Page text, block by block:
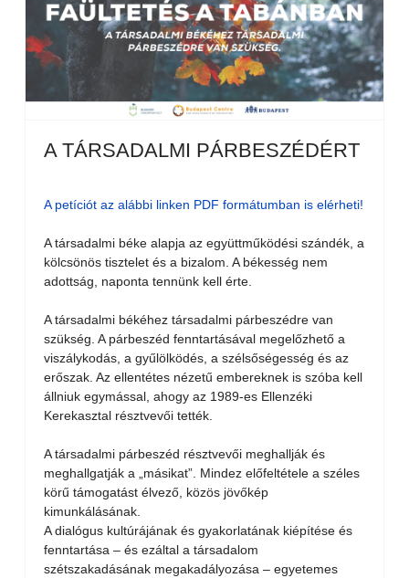
A TÁRSADALMI PÁRBESZÉDÉRT
A petíciót az alábbi linken PDF formátumban is elérheti!
A társadalmi béke alapja az együttműködési szándék, a
kölcsönös tisztelet és a bizalom. A békesség nem
adottság, naponta tennünk kell érte.
A társadalmi békéhez társadalmi párbeszédre van
szükség. A párbeszéd fenntartásával megelőzhető a
viszálykodás, a gyűlölködés, a szélsőségesség és az
erőszak. Az ellentétes nézetű embereknek is szóba kell
állniuk egymással, ahogy az 1989-es Ellenzéki
Kerekasztal résztvevői tették.
A társadalmi párbeszéd résztvevői meghallják és
meghallgatják a „másikat”. Mindez előfeltétele a széles
körű támogatást élvező, közös jövőkép
kimunkálásának.
A dialógus kultúrájának és gyakorlatának kiépítése és
fenntartása – és ezáltal a társadalom
szétszakadásának megakadályozása – egyetemes